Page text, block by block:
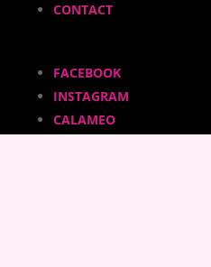
CONTACT
FACEBOOK
INSTAGRAM
CALAMEO